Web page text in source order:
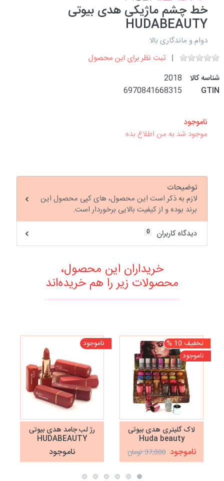
خط چشم ماژیکی هدی بیوتی
HUDABEAUTY
دوام و ماندگاری بالا
ثبت نظر برای این محصول
شناسه کالا
2018
GTIN
6970841668315
ناموجود
موجود شد به من اطلاع بده
توضیحات
لازم به ذکر است این محصول، های کپی محصول این
برند بوده و از کیفیت بالایی برخوردار است.
دیدگاه کاربران
0
خریداران این محصول،
محصولات زیر را هم خریده‌اند
تخفیف 10 %
ناموجود
لاک گلیتری هدی بیوتی
Huda beauty
ناموجود 37,000 تومان
ناموجود
رژ لب جامد هدی بیوتی
HUDABEAUTY
ناموجود